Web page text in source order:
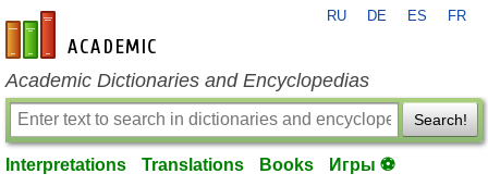
en-academic.com
RU DE ES FR
Academic Dictionaries and Encyclopedias
Search!
Interpretations Translations Books Игры ⚽